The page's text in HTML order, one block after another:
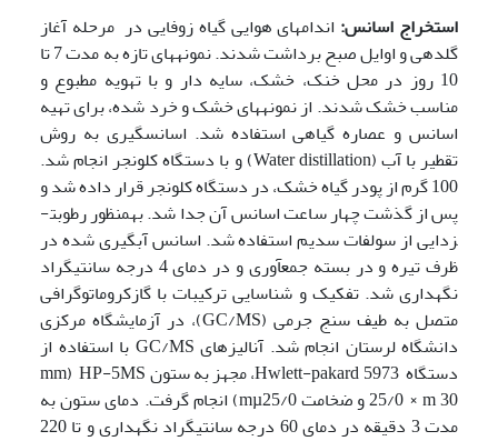
استخراج اسانس: اندام­های هوایی گیاه زوفایی در مرحله آغاز
گل­دهی و اوایل صبح برداشت شدند. نمونه­های تازه به مدت 7 تا
10 روز در محل خنک، خشک، سایه دار و با تهویه مطبوع و
مناسب خشک شدند. از نمونه­های خشک و خرد شده، برای تهیه
اسانس و عصاره گیاهی استفاده شد. اسانس­گیری به روش
تقطیر با آب (Water distillation) و با دستگاه کلونجر انجام شد.
100 گرم از پودر گیاه خشک، در دستگاه کلونجر قرار داده شد و
پس از گذشت چهار ساعت اسانس آن جدا شد. به­منظور رطوبت­
زدایی از سولفات سدیم استفاده شد. اسانس آبگیری شده در
ظرف تیره و در بسته جمع­آوری و در دمای 4 درجه سانتی­گراد
نگهداری شد. تفکیک و شناسایی ترکیبات با گازکروماتوگرافی
متصل به طیف سنج جرمی (GC/MS)، در آزمایشگاه مرکزی
دانشگاه لرستان انجام شد. آنالیزهای GC/MS با استفاده از
دستگاه 5973 Hwlett-pakard، مجهز به ستون HP-5MS (mm
25/0 × m 30 و ضخامت mµ25/0) انجام گرفت. دمای ستون به
مدت 3 دقیقه در دمای 60 درجه سانتی­گراد نگهداری و تا 220